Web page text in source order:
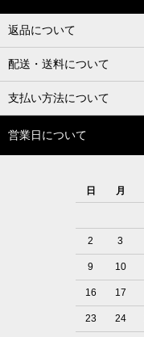
返品について
配送・送料について
支払い方法について
営業日について
日
月
2 3
9 10
16 17
23 24